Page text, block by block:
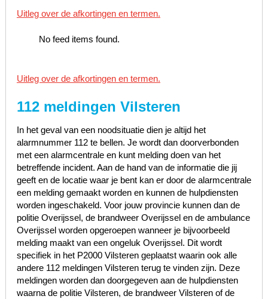
Uitleg over de afkortingen en termen.
No feed items found.
Uitleg over de afkortingen en termen.
112 meldingen Vilsteren
In het geval van een noodsituatie dien je altijd het
alarmnummer 112 te bellen. Je wordt dan doorverbonden
met een alarmcentrale en kunt melding doen van het
betreffende incident. Aan de hand van de informatie die jij
geeft en de locatie waar je bent kan er door de alarmcentrale
een melding gemaakt worden en kunnen de hulpdiensten
worden ingeschakeld. Voor jouw provincie kunnen dan de
politie Overijssel, de brandweer Overijssel en de ambulance
Overijssel worden opgeroepen wanneer je bijvoorbeeld
melding maakt van een ongeluk Overijssel. Dit wordt
specifiek in het P2000 Vilsteren geplaatst waarin ook alle
andere 112 meldingen Vilsteren terug te vinden zijn. Deze
meldingen worden dan doorgegeven aan de hulpdiensten
waarna de politie Vilsteren, de brandweer Vilsteren of de